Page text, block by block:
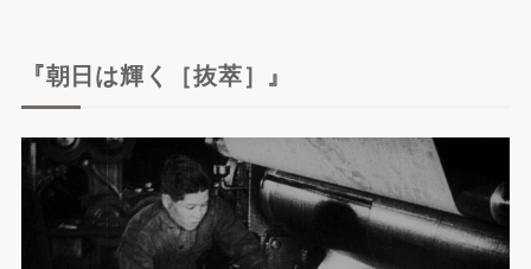
『朝日は輝く［抜萃］』